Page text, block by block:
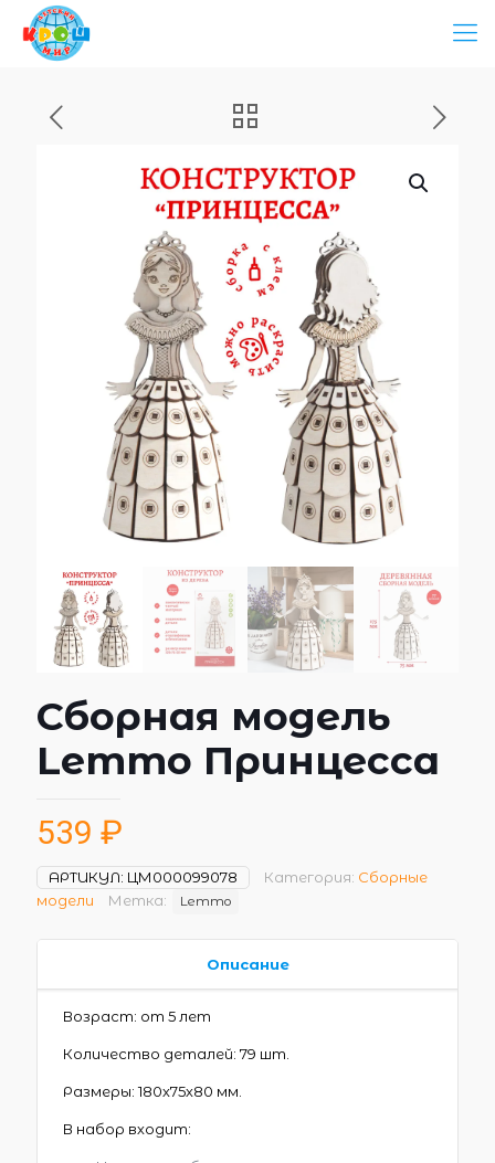
Сборная модель
Lemmo Принцесса
539 ₽
АРТИКУЛ: ЦМ000099078 Категория: Сборные
модели
Метка: Lemmo
Описание
Возраст: от 5 лет
Количество деталей: 79 шт.
Размеры: 180х75х80 мм.
В набор входит: